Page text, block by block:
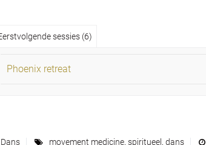
sessies (6)
31/01/2027
Phoenix retreat
Dans movement medicine, spiritueel , dans